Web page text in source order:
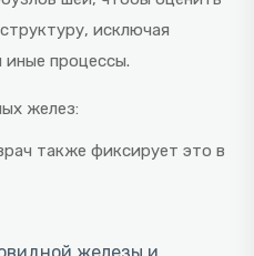
исключая
иные процессы.
желез:
также фиксирует это в